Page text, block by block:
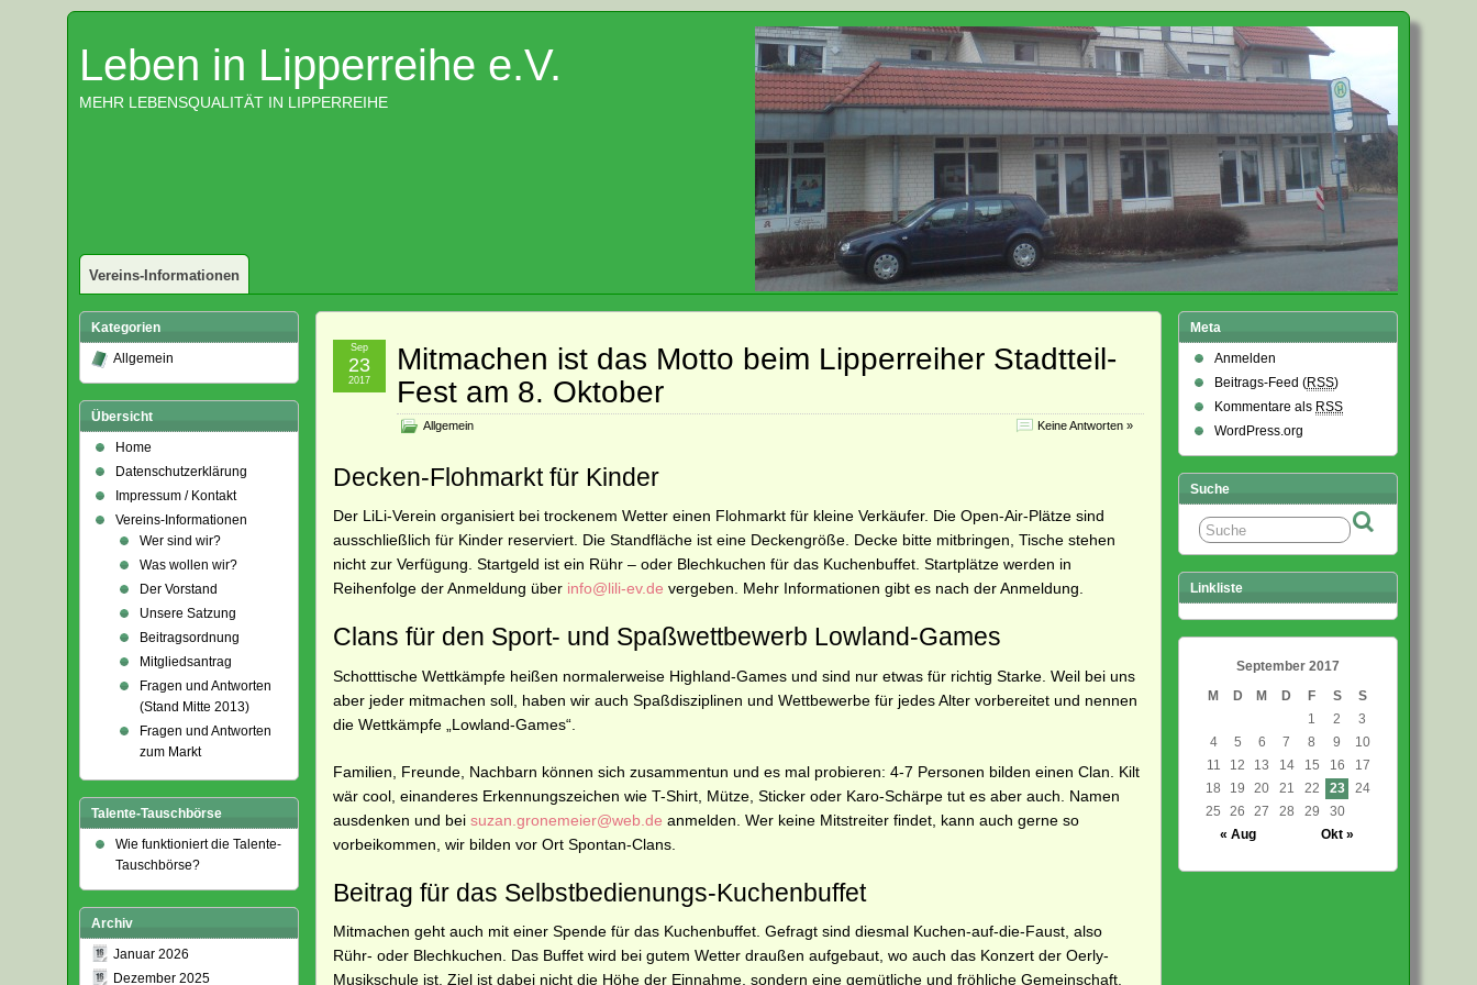
Leben in Lipperreihe e.V.
MEHR LEBENSQUALITÄT IN LIPPERREIHE
Vereins-Informationen
Mitmachen ist das Motto beim Lipperreiher Stadtteil-
Fest am 8. Oktober
Allgemein Keine Antworten »
Sep
23
2017
Decken-Flohmarkt für Kinder
Der LiLi-Verein organisiert bei trockenem Wetter einen Flohmarkt für kleine Verkäufer. Die Open-Air-Plätze sind
ausschließlich für Kinder reserviert. Die Standfläche ist eine Deckengröße. Decke bitte mitbringen, Tische stehen
nicht zur Verfügung. Startgeld ist ein Rühr – oder Blechkuchen für das Kuchenbuffet. Startplätze werden in
Reihenfolge der Anmeldung über info@lili-ev.de vergeben. Mehr Informationen gibt es nach der Anmeldung.
Clans für den Sport- und Spaßwettbewerb Lowland-Games
Schotttische Wettkämpfe heißen normalerweise Highland-Games und sind nur etwas für richtig Starke. Weil bei uns
aber jeder mitmachen soll, haben wir auch Spaßdisziplinen und Wettbewerbe für jedes Alter vorbereitet und nennen
die Wettkämpfe „Lowland-Games“.
Familien, Freunde, Nachbarn können sich zusammentun und es mal probieren: 4-7 Personen bilden einen Clan. Kilt
wär cool, einanderes Erkennungszeichen wie T-Shirt, Mütze, Sticker oder Karo-Schärpe tut es aber auch. Namen
ausdenken und bei suzan.gronemeier@web.de anmelden. Wer keine Mitstreiter findet, kann auch gerne so
vorbeikommen, wir bilden vor Ort Spontan-Clans.
Beitrag für das Selbstbedienungs-Kuchenbuffet
Mitmachen geht auch mit einer Spende für das Kuchenbuffet. Gefragt sind diesmal Kuchen-auf-die-Faust, also
Rühr- oder Blechkuchen. Das Buffet wird bei gutem Wetter draußen aufgebaut, wo auch das Konzert der Oerly-
Musikschule ist. Ziel ist dabei nicht die Höhe der Einnahme, sondern eine gemütliche und fröhliche Gemeinschaft.
Kategorien
Allgemein
Übersicht
Home
Datenschutzerklärung
Impressum / Kontakt
Vereins-Informationen
Wer sind wir?
Was wollen wir?
Der Vorstand
Unsere Satzung
Beitragsordnung
Mitgliedsantrag
Fragen und Antworten
(Stand Mitte 2013)
Fragen und Antworten
zum Markt
Talente-Tauschbörse
Wie funktioniert die Talente-
Tauschbörse?
Archiv
Januar 2026
Dezember 2025
Meta
Anmelden
Beitrags-Feed (RSS)
Kommentare als RSS
WordPress.org
Suche
Linkliste
September 2017
M
D M D F S S
« Aug Okt »
1 2
3
4
5 6 7 8 9
10
11
12 13 14 15 16
17
18
19 20 21 22 23
24
25
26 27 28 29 30